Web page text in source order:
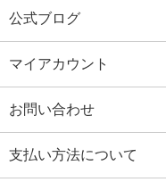
公式ブログ
マイアカウント
お問い合わせ
支払い方法について